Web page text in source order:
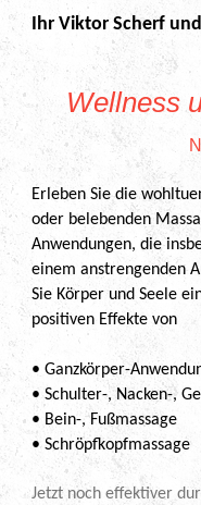
Ihr Viktor Scherf
Wellness
Erleben Sie die
oder belebenden
Anwendungen, die
einem anstrengenden
Sie Körper und Seele
positiven Effekte von
• Ganzkörper-
• Schulter-, Nacken-,
• Bein-, Fußmassage
• Schröpfkopfmassage
Jetzt noch effektiver